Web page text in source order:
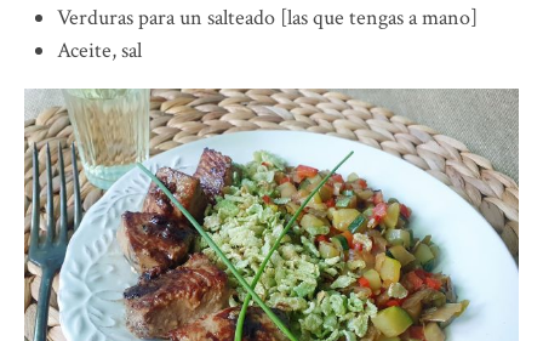
Verduras para un salteado [las que tengas a mano]
Aceite, sal